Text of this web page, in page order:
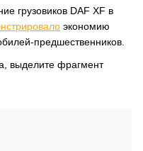
грузовиков DAF XF в
экономию
предшественников.
выделите фрагмент